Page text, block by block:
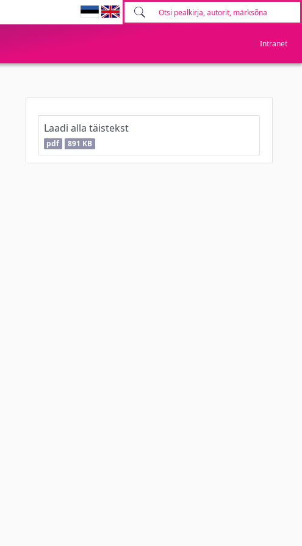
Intranet
Laadi alla täistekst
pdf 891 KB